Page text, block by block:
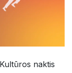
naktis